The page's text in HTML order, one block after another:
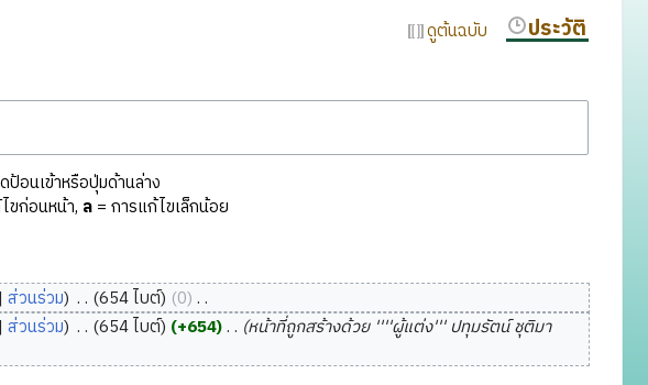
ดูต้นฉบับ ประวัติ
อนเข้าหรือปุ่มด้านล่าง
ก่อนหน้า, ล= การแก้ไขเล็กน้อย
ส่วนร่วม ‎ 654 ไบต์ 0 ‎
ส่วนร่วม ‎ 654 ไบต์ +654 ‎
หน้าที่ถูกสร้างด้วย ''''ผู้แต่ง''' ปทุมรัตน์ ชุติมา